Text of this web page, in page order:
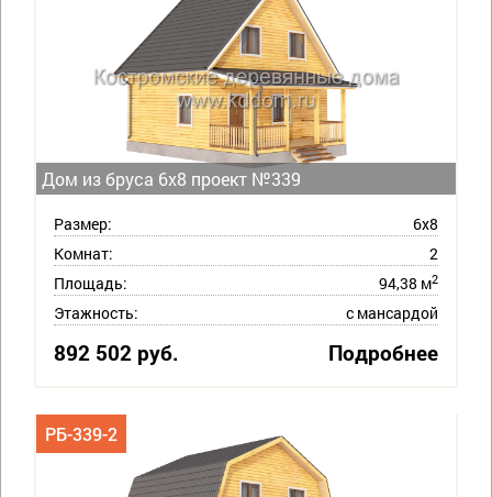
Дом из бруса 6х8 проект №339
Размер:
6х8
Комнат:
2
Площадь:
94,38 м2
Этажность: с мансардой
892 502 руб. Подробнее
РБ-339-2